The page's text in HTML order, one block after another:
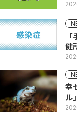
「手
健
幸
ル